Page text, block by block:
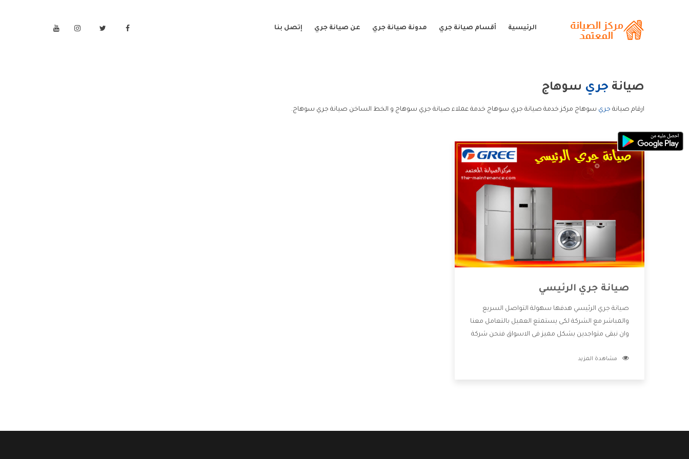
الرئيسية أقسام صيانة جري مدونة صيانة جري عن صيانة جري إتصل بنا
صيانة جري سوهاج
ارقام صيانة جري سوهاج مركز خدمة صيانة جري سوهاج خدمة عملاء صيانة جري سوهاج و الخط الساخن صيانة جري سوهاج.
صيانة جري الرئيسي
صيانة جري الرئيسي هدفها سهولة التواصل السريع
والمباشر مع الشركة لكى يستمتع العميل بالتعامل معنا
وان نبقى متواجدين بشكل مميز فى الاسواق فنحن شركة
بالخدمات التى تنفرد الشركة بها والتى تكون منها خدمة
مشاهدة المزيد